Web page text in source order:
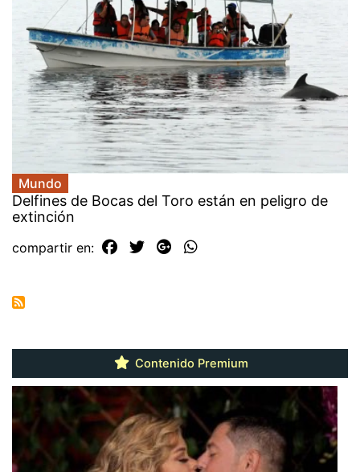
Mundo
Delfines de Bocas del Toro están en peligro de
extinción
compartir en:
Contenido Premium